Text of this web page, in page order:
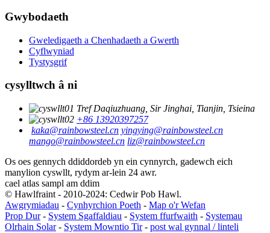
Gwybodaeth
Gweledigaeth a Chenhadaeth a Gwerth
Cyflwyniad
Tystysgrif
cysylltwch â ni
Tref Daqiuzhuang, Sir Jinghai, Tianjin, Tsieina
+86 13920397257
kaka@rainbowsteel.cn yingying@rainbowsteel.cn
mango@rainbowsteel.cn liz@rainbowsteel.cn
Os oes gennych ddiddordeb yn ein cynnyrch, gadewch eich
manylion cyswllt, rydym ar-lein 24 awr.
cael atlas sampl am ddim
© Hawlfraint - 2010-2024: Cedwir Pob Hawl.
Awgrymiadau - Cynhyrchion Poeth - Map o'r Wefan
Prop Dur- System Sgaffaldiau - System ffurfwaith - Systemau
Olrhain Solar- System Mowntio Tir- post wal gynnal / linteli